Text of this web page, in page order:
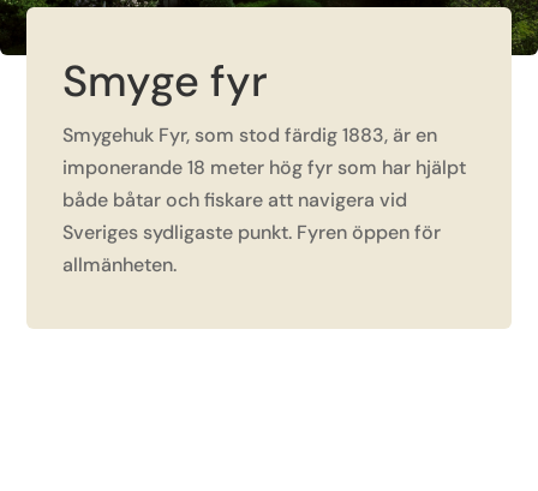
Smyge fyr
Smygehuk Fyr, som stod färdig 1883, är en
imponerande 18 meter hög fyr som har hjälpt
både båtar och fiskare att navigera vid
Sveriges sydligaste punkt. Fyren öppen för
allmänheten.